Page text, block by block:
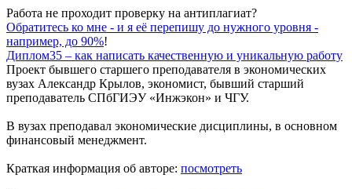
Работа не проходит проверку на антиплагиат?
Обратитесь ко мне - и я её перепишу до нужного уровня -
например, до 90%!
Диплом35 – как написать качественную и уникальную работу
Проект бывшего старшего преподавателя в экономических
вузах Александр Крылов, экономист, бывший старший
преподаватель СПбГИЭУ «Инжэкон» и ЧГУ.
В вузах преподавал экономические дисциплины, в основном
финансовый менеджмент.
Краткая информация об авторе: посмотреть